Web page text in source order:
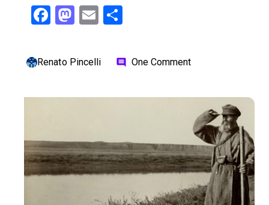
Facebook
Mastodon
Email
Renato Pincelli comment One Comment